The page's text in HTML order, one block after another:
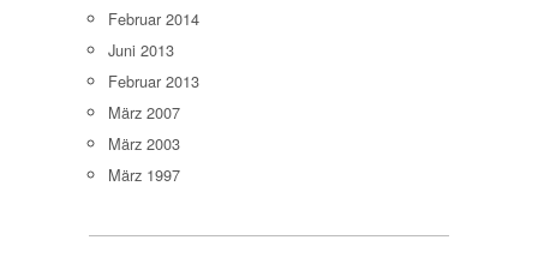
Februar 2014
Juni 2013
Februar 2013
März 2007
März 2003
März 1997